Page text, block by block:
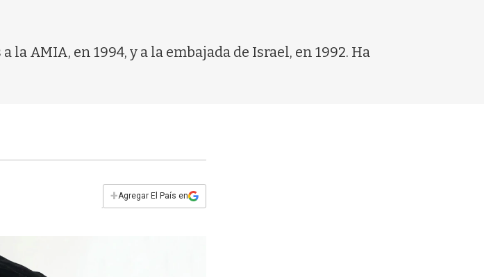
AMIA, en 1994, y a la embajada de Israel, en 1992. Ha
+Agregar El País en